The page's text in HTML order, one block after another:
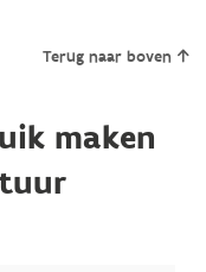
Terug naar boven
maken